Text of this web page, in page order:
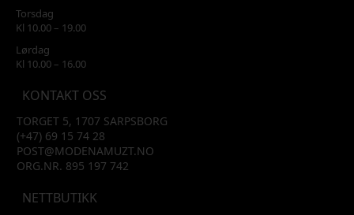
Torsdag
Kl 10.00 – 19.00
Lørdag
Kl 10.00 – 16.00
KONTAKT OSS
TORGET 5, 1707 SARPSBORG
(+47) 69 15 74 28
POST@MODENAMUZT.NO
ORG.NR. 895 197 742
NETTBUTIKK